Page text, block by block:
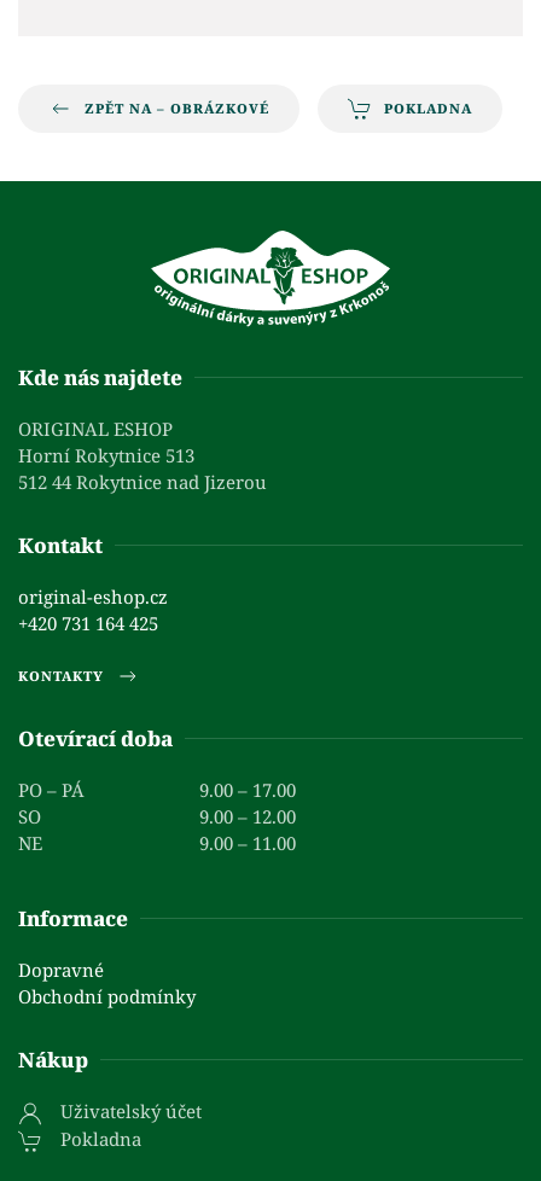
ZPĚT NA – OBRÁZKOVÉ POKLADNA
Kde nás najdete
ORIGINAL ESHOP
Horní Rokytnice 513
512 44 Rokytnice nad Jizerou
Kontakt
original-eshop.cz
+420 731 164 425
KONTAKTY
Otevírací doba
PO – PÁ
9.00 – 17.00
SO
9.00 – 12.00
NE
9.00 – 11.00
Informace
Dopravné
Obchodní podmínky
Nákup
Uživatelský účet
Pokladna